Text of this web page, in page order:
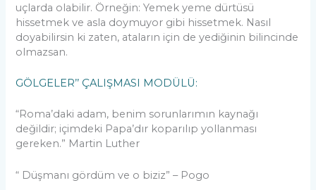
uçlarda olabilir. Örneğin: Yemek yeme dürtüsü
hissetmek ve asla doymuyor gibi hissetmek. Nasıl
doyabilirsin ki zaten, ataların için de yediğinin bilincinde
olmazsan.
GÖLGELER’’ ÇALIŞMASI MODÜLÜ:
“Roma’daki adam, benim sorunlarımın kaynağı
değildir; içimdeki Papa’dır koparılıp yollanması
gereken.” Martin Luther
“ Düşmanı gördüm ve o biziz” – Pogo